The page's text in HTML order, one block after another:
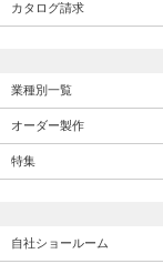
カタログ請求
業種別一覧
オーダー製作
特集
自社ショールーム